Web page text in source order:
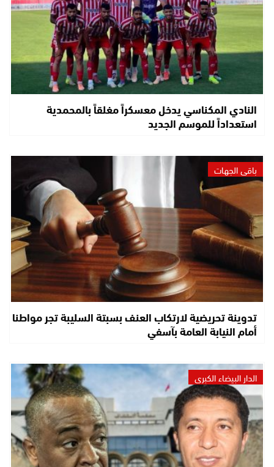
النادي المكناسي يدخل معسكراً مغلقاً بالمحمدية
استعداداً للموسم الجديد
باقي الجهات
تدوينة تحريضية لارتكاب العنف بسبتة السليبة تجر مواطنا
أمام النيابة العامة بآسفي
الدار البيضاء الكبرى